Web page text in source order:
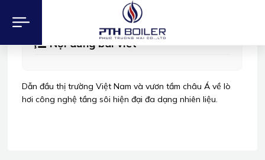
Tầm nhìn
Nội dung bài viết
Dẫn đầu thị trường Việt Nam và vươn tầm châu Á về lò
hơi công nghệ tầng sôi hiện đại đa dạng nhiên liệu.